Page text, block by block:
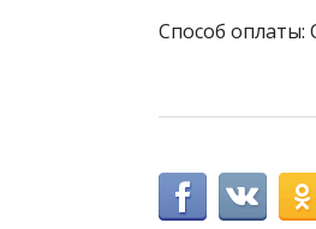
Способ оплаты: